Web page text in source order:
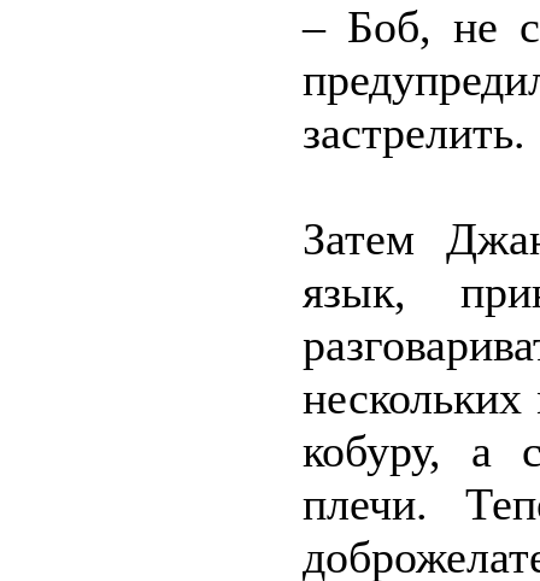
– Боб, не
застрелить.
Затем
язык,
кобуру, а
плечи.